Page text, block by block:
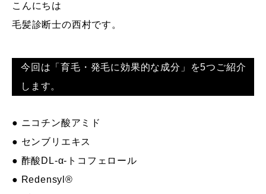
こんにちは
毛髪診断士の西村です。
今回は「育毛・発毛に効果的な成分」を5つご紹介
します。
● ニコチン酸アミド
● センブリエキス
● 酢酸DL-α-トコフェロール
● Redensyl®